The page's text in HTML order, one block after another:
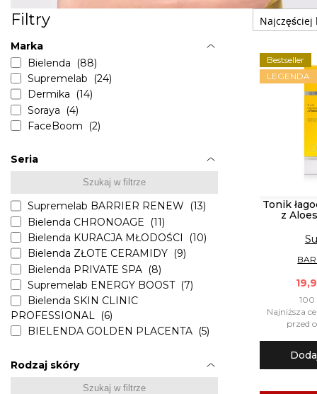
Bestseller
LEGENDA
Tonik
z
100
Najniższa
przed
Filtry
Marka
Bielenda (88)
Supremelab (24)
Dermika (14)
Soraya (4)
FaceBoom (2)
Seria
Supremelab BARRIER RENEW (13)
Bielenda CHRONOAGE (11)
Bielenda KURACJA MŁODOŚCI (10)
Bielenda ZŁOTE CERAMIDY (9)
Bielenda PRIVATE SPA (8)
Supremelab ENERGY BOOST (7)
Bielenda SKIN CLINIC
PROFESSIONAL (6)
BIELENDA GOLDEN PLACENTA (5)
Bielenda RECHARGE (5)
Dermika Imperial (5)
Rodzaj skóry